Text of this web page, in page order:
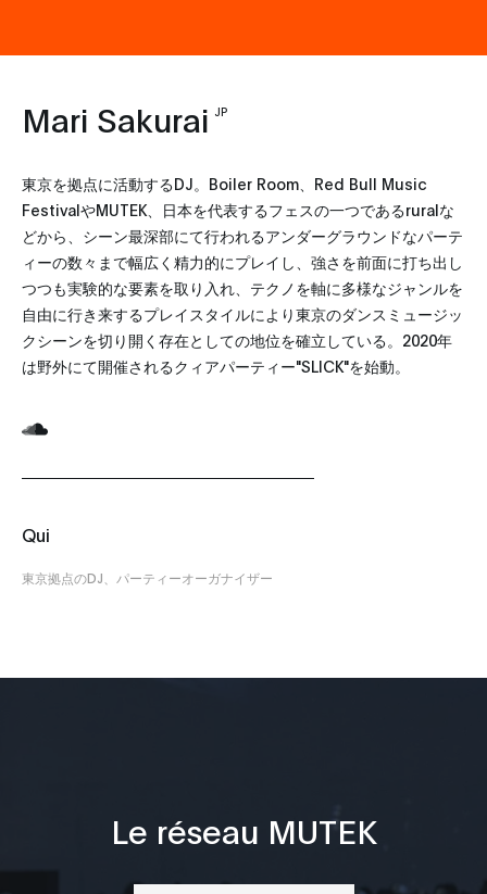
Mari Sakurai JP
東京を拠点に活動するDJ。Boiler Room、Red Bull Music
FestivalやMUTEK、日本を代表するフェスの一つであるruralな
どから、シーン最深部にて行われるアンダーグラウンドなパーテ
ィーの数々まで幅広く精力的にプレイし、強さを前面に打ち出し
つつも実験的な要素を取り入れ、テクノを軸に多様なジャンルを
自由に行き来するプレイスタイルにより東京のダンスミュージッ
クシーンを切り開く存在としての地位を確立している。2020年
は野外にて開催されるクィアパーティー"SLICK"を始動。
Qui
東京拠点のDJ、パーティーオーガナイザー
Le réseau MUTEK